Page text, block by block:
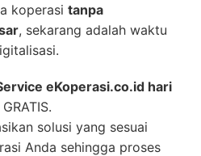
koperasi tanpa
, sekarang adalah waktu
eKoperasi.co.id hari
solusi yang sesuai
Anda sehingga proses